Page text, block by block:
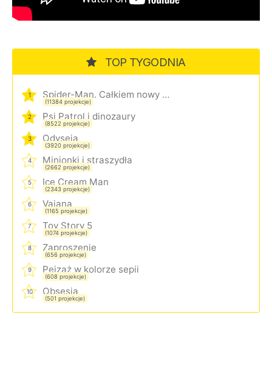
TOP TYGODNIA
1 Spider-Man. Całkiem nowy dzień
(11384 projekcje)
2 Psi Patrol i dinozaury
(8522 projekcje)
3 Odyseja
(3920 projekcje)
4 Minionki i straszydła
(2662 projekcje)
5 Ice Cream Man
(2343 projekcje)
6 Vaiana
(1165 projekcje)
7 Toy Story 5
(1074 projekcje)
8 Zaproszenie
(656 projekcje)
9 Pejzaż w kolorze sepii
(608 projekcje)
10 Obsesja
(501 projekcje)